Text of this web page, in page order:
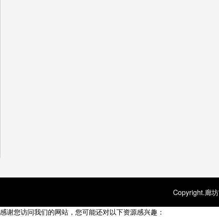
Copyright.廊
感谢您访问我们的网站，您可能还对以下资源感兴趣：